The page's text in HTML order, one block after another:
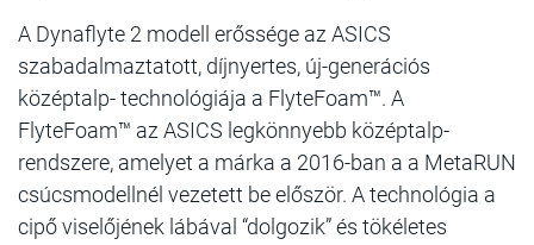
A Dynaflyte 2 modell erőssége az ASICS
szabadalmaztatott, díjnyertes, új-generációs
középtalp- technológiája a FlyteFoam™. A
FlyteFoam™ az ASICS legkönnyebb középtalp-
rendszere, amelyet a márka a 2016-ban a a MetaRUN
csúcsmodellnél vezetett be először. A technológia a
cipő viselőjének lábával “dolgozik” és tökéletes